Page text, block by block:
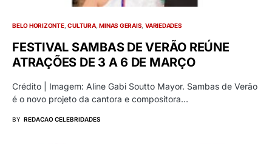
BELO HORIZONTE CULTURA MINAS GERAIS VARIEDADES
FESTIVAL SAMBAS DE VERÃO REÚNE
ATRAÇÕES DE 3 A 6 DE MARÇO
Crédito | Imagem: Aline Gabi Soutto Mayor. Sambas de Verão
é o novo projeto da cantora e compositora…
BY REDACAO CELEBRIDADES